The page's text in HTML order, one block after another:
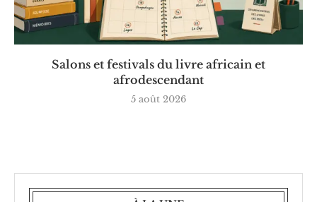
Salons et festivals du livre africain et
afrodescendant
5 août 2026